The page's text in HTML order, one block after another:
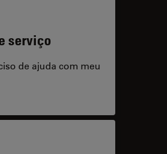
serviço
de ajuda com meu